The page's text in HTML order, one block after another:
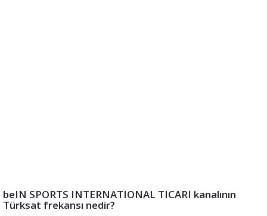
beIN SPORTS INTERNATIONAL TICARI kanalının
Türksat frekansı nedir?